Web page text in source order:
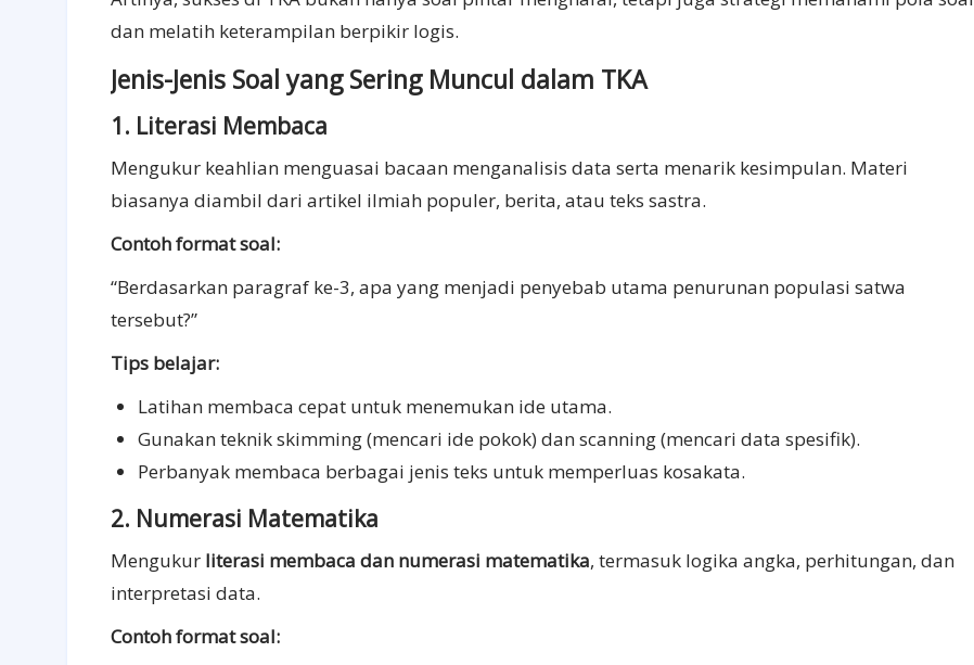
dan melatih keterampilan berpikir logis.
Jenis-Jenis Soal yang Sering Muncul dalam TKA
1. Literasi Membaca
Mengukur keahlian menguasai bacaan menganalisis data serta menarik kesimpulan. Materi
biasanya diambil dari artikel ilmiah populer, berita, atau teks sastra.
Contoh format soal:
“Berdasarkan paragraf ke-3, apa yang menjadi penyebab utama penurunan populasi satwa
tersebut?”
Tips belajar:
Latihan membaca cepat untuk menemukan ide utama.
Gunakan teknik skimming (mencari ide pokok) dan scanning (mencari data spesifik).
Perbanyak membaca berbagai jenis teks untuk memperluas kosakata.
2. Numerasi Matematika
Mengukur literasi membaca dan numerasi matematika, termasuk logika angka, perhitungan, dan
interpretasi data.
Contoh format soal: